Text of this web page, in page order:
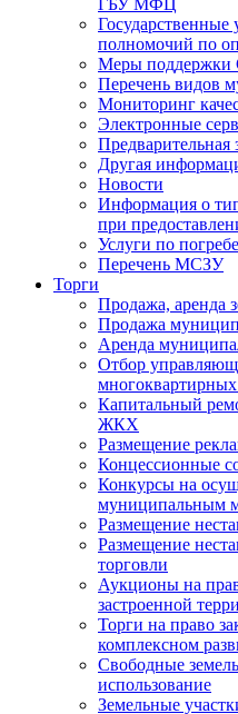
ГБУ МФЦ
Государственные
полномочий по
Меры
Перечень видов
Мониторинг
Электронные
Предварительная
Другая
Новости
Информация о
при
Услуги по
Перечень МСЗУ
Торги
Продажа, аренда
Продажа
Аренда
Отбор
Капитальный
ЖКХ
Размещение
Концессионные
Конкурсы на
муниципальным
Размещение
Размещение
торговли
Аукционы на
застроенной
Торги на право
комплексном
Свободные
использование
Земельные